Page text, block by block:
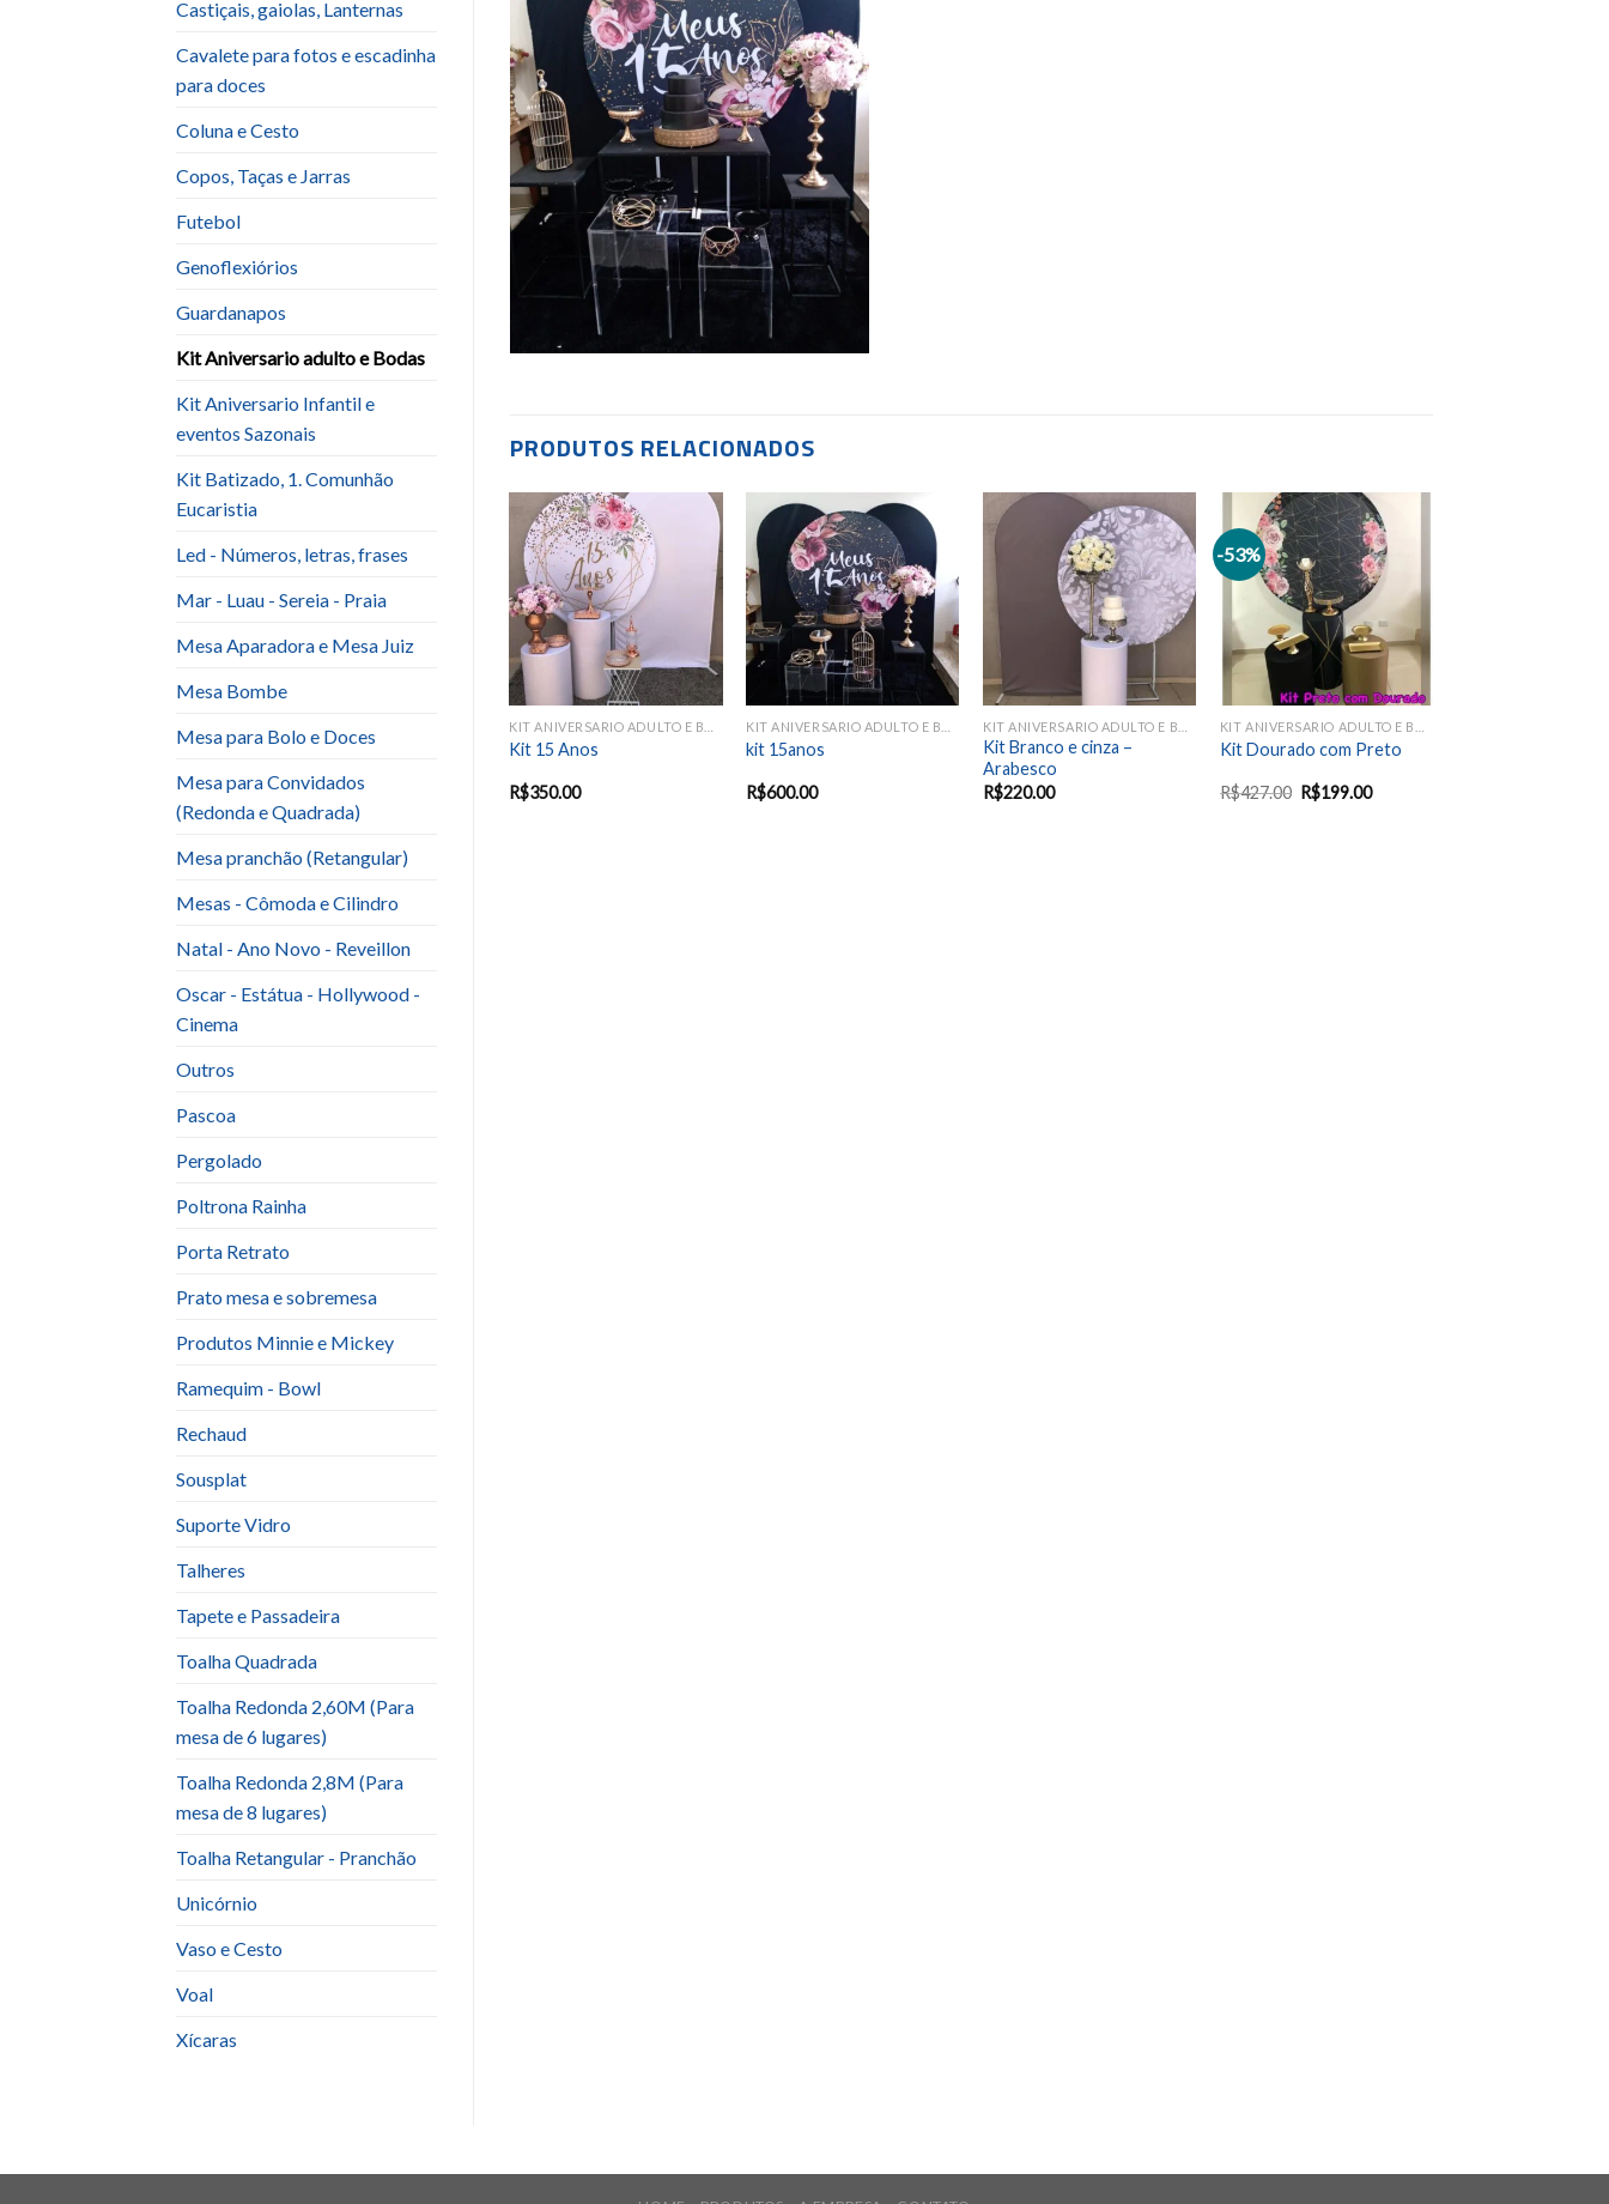
Castiçais, gaiolas, Lanternas
Cavalete para fotos e escadinha
para doces
Coluna e Cesto
Copos, Taças e Jarras
Futebol
Genoflexiórios
Guardanapos
Kit Aniversario adulto e Bodas
Kit Aniversario Infantil e
eventos Sazonais
Kit Batizado, 1. Comunhão
Eucaristia
Led - Números, letras, frases
Mar - Luau - Sereia - Praia
Mesa Aparadora e Mesa Juiz
Mesa Bombe
Mesa para Bolo e Doces
Mesa para Convidados
(Redonda e Quadrada)
Mesa pranchão (Retangular)
Mesas - Cômoda e Cilindro
Natal - Ano Novo - Reveillon
Oscar - Estátua - Hollywood -
Cinema
Outros
Pascoa
Pergolado
Poltrona Rainha
Porta Retrato
Prato mesa e sobremesa
Produtos Minnie e Mickey
Ramequim - Bowl
Rechaud
Sousplat
Suporte Vidro
Talheres
Tapete e Passadeira
Toalha Quadrada
Toalha Redonda 2,60M (Para
mesa de 6 lugares)
Toalha Redonda 2,8M (Para
mesa de 8 lugares)
Toalha Retangular - Pranchão
Unicórnio
Vaso e Cesto
Voal
Xícaras
PRODUTOS RELACIONADOS
Kit 15 Anos
R$350.00
Add to
wishlist
kit 15anos
R$600.00
Add to
wishlist
Kit Branco e cinza –
Arabesco
R$220.00
-53%
Add to
wishlist
Kit Dourado com Preto
R$427.00 R$199.00
Add to
240.00
kit Natal
R$600.00